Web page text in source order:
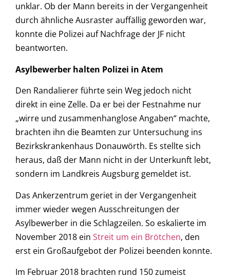
unklar. Ob der Mann bereits in der Vergangenheit
durch ähnliche Ausraster auffällig geworden war,
konnte die Polizei auf Nachfrage der JF nicht
beantworten.
Asylbewerber halten Polizei in Atem
Den Randalierer führte sein Weg jedoch nicht
direkt in eine Zelle. Da er bei der Festnahme nur
„wirre und zusammenhanglose Angaben“ machte,
brachten ihn die Beamten zur Untersuchung ins
Bezirkskrankenhaus Donauwörth. Es stellte sich
heraus, daß der Mann nicht in der Unterkunft lebt,
sondern im Landkreis Augsburg gemeldet ist.
Das Ankerzentrum geriet in der Vergangenheit
immer wieder wegen Ausschreitungen der
Asylbewerber in die Schlagzeilen. So eskalierte im
November 2018 ein Streit um ein Brötchen, den
erst ein Großaufgebot der Polizei beenden konnte.
Im Februar 2018 brachten rund 150 zumeist